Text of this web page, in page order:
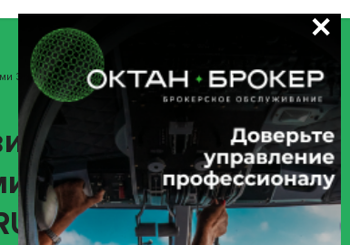
Эмитента ПАО ОМЗ ИНН 6663059899
в
ПАО